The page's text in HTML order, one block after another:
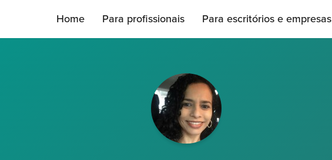
Home Para profissionais Para escritórios e empresas